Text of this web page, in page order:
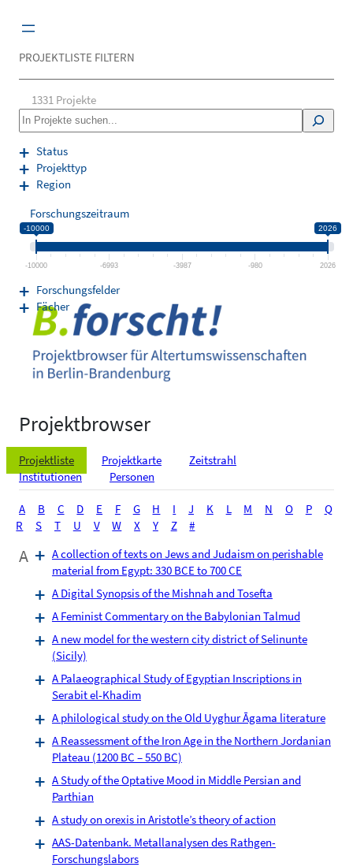
Inhalt
Projektbrowser
Projektliste Projektkarte
Zeitstrahl
Institutionen
Personen
A B C D E F G H I J K L M N O P
Q
R
S T U V W X Y Z #
A
A collection of texts on Jews and Judaism on perishable
material from Egypt: 330 BCE to 700 CE
A Digital Synopsis of the Mishnah and Tosefta
A Feminist Commentary on the Babylonian Talmud
A new model for the western city district of Selinunte
(Sicily)
A Palaeographical Study of Egyptian Inscriptions in
Serabit el-Khadim
A philological study on the Old Uyghur Āgama literature
A Reassessment of the Iron Age in the Northern Jordanian
Plateau (1200 BC – 550 BC)
A Study of the Optative Mood in Middle Persian and
Parthian
A study on orexis in Aristotle’s theory of action
AAS-Datenbank. Metallanalysen des Rathgen-
Forschungslabors
PROJEKTLISTE FILTERN
1331 Projekte
S
e
a
r
c
Status
Projekttyp
Region
Forschungszeitraum
-10000 2026
-10000 -6993 -3987 -980 2026
Forschungsfelder
Fächer